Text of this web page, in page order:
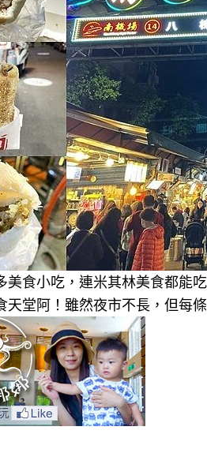
美食小吃，連米其林美食都能
天堂阿！雖然夜市不長，但每